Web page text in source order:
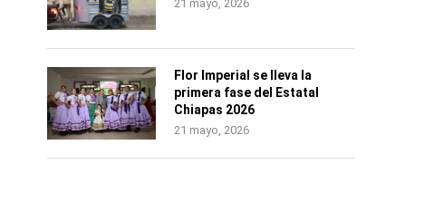
21 mayo, 2026
Flor Imperial se lleva la
primera fase del Estatal
Chiapas 2026
21 mayo, 2026